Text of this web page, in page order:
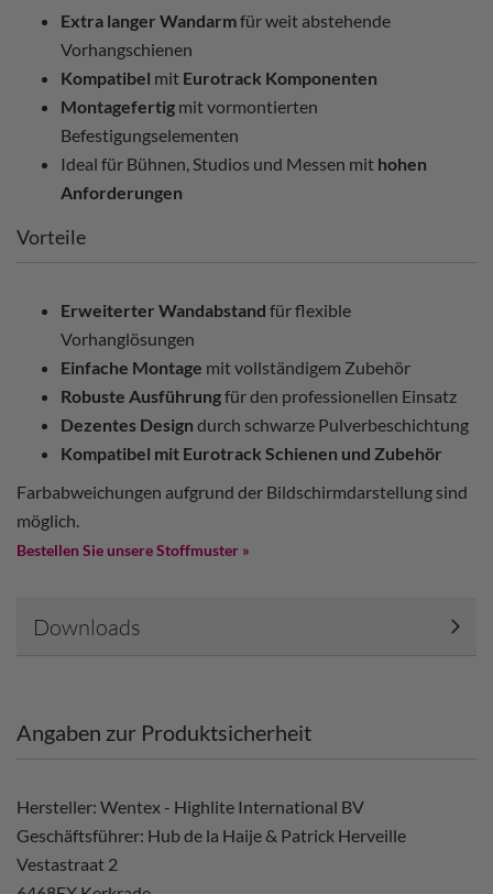
Extra langer Wandarmfür weit abstehende
Vorhangschienen
Kompatibel mit Eurotrack Komponenten
Montagefertig mit vormontierten
Befestigungselementen
Ideal für Bühnen, Studios und Messen mit hohen
Anforderungen
Vorteile
Erweiterter Wandabstand für flexible
Vorhanglösungen
Einfache Montage mit vollständigem Zubehör
Robuste Ausführungfür den professionellen Einsatz
Dezentes Design durch schwarze Pulverbeschichtung
Kompatibel mit Eurotrack Schienen und Zubehör
Farbabweichungen aufgrund der Bildschirmdarstellung sind
möglich.
Bestellen Sie unsere Stoffmuster »
Downloads
Angaben zur Produktsicherheit
Hersteller: Wentex - Highlite International BV
Geschäftsführer: Hub de la Haije & Patrick Herveille
Vestastraat 2